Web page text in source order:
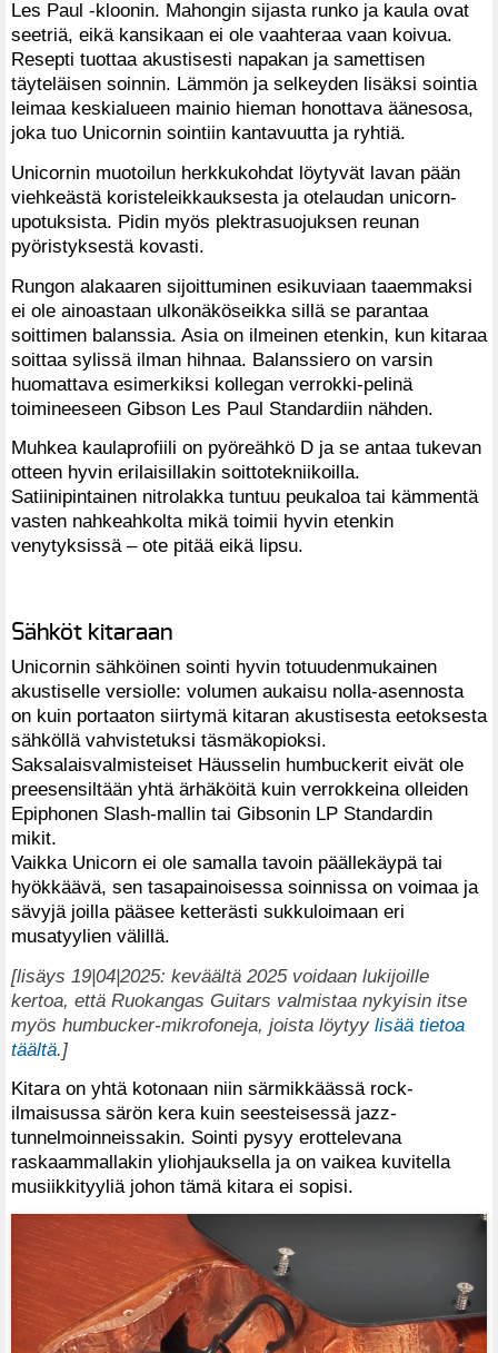
Les Paul -kloonin. Mahongin sijasta runko ja kaula ovat
seetriä, eikä kansikaan ei ole vaahteraa vaan koivua.
Resepti tuottaa akustisesti napakan ja samettisen
täyteläisen soinnin. Lämmön ja selkeyden lisäksi sointia
leimaa keskialueen mainio hieman honottava äänesosa,
joka tuo Unicornin sointiin kantavuutta ja ryhtiä.
Unicornin muotoilun herkkukohdat löytyvät lavan pään
viehkeästä koristeleikkauksesta ja otelaudan unicorn-
upotuksista. Pidin myös plektrasuojuksen reunan
pyöristyksestä kovasti.
Rungon alakaaren sijoittuminen esikuviaan taaemmaksi
ei ole ainoastaan ulkonäköseikka sillä se parantaa
soittimen balanssia. Asia on ilmeinen etenkin, kun kitaraa
soittaa sylissä ilman hihnaa. Balanssiero on varsin
huomattava esimerkiksi kollegan verrokki-pelinä
toimineeseen Gibson Les Paul Standardiin nähden.
Muhkea kaulaprofiili on pyöreähkö D ja se antaa tukevan
otteen hyvin erilaisillakin soittotekniikoilla.
Satiinipintainen nitrolakka tuntuu peukaloa tai kämmentä
vasten nahkeahkolta mikä toimii hyvin etenkin
venytyksissä – ote pitää eikä lipsu.
Sähköt kitaraan
Unicornin sähköinen sointi hyvin totuudenmukainen
akustiselle versiolle: volumen aukaisu nolla-asennosta
on kuin portaaton siirtymä kitaran akustisesta eetoksesta
sähköllä vahvistetuksi täsmäkopioksi.
Saksalaisvalmisteiset Häusselin humbuckerit eivät ole
preesensiltään yhtä ärhäköitä kuin verrokkeina olleiden
Epiphonen Slash-mallin tai Gibsonin LP Standardin
mikit.
Vaikka Unicorn ei ole samalla tavoin päällekäypä tai
hyökkäävä, sen tasapainoisessa soinnissa on voimaa ja
sävyjä joilla pääsee ketterästi sukkuloimaan eri
musatyylien välillä.
[lisäys 19|04|2025: keväältä 2025 voidaan lukijoille
kertoa, että Ruokangas Guitars valmistaa nykyisin itse
myös humbucker-mikrofoneja, joista löytyy lisää tietoa
täältä.]
Kitara on yhtä kotonaan niin särmikkäässä rock-
ilmaisussa särön kera kuin seesteisessä jazz-
tunnelmoinneissakin. Sointi pysyy erottelevana
raskaammallakin yliohjauksella ja on vaikea kuvitella
musiikkityyliä johon tämä kitara ei sopisi.